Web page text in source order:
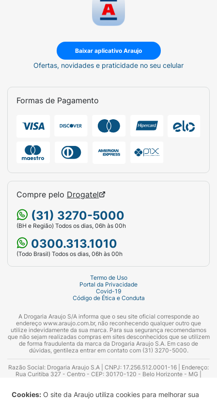
Cookies: O site da Araujo utiliza cookies para melhorar sua
Baixar aplicativo Araujo
Ofertas, novidades e praticidade no seu celular
Formas de Pagamento
Compre pelo Drogatel
(31) 3270-5000
(BH e Região) Todos os dias, 06h às 00h
0300.313.1010
(Todo Brasil) Todos os dias, 06h às 00h
Termo de Uso
Portal da Privacidade
Covid-19
Código de Ética e Conduta
A Drogaria Araujo S/A informa que o seu site oficial corresponde ao
endereço www.araujo.com.br, não reconhecendo qualquer outro que
utilize indevidamente da sua marca. Para sua segurança recomendamos
que não sejam realizadas compras em sites desconhecidos que se utilizem
de forma fraudulenta da marca da Drogaria Araujo S.A. Em caso de
dúvidas, gentileza entrar em contato com (31) 3270-5000.
Razão Social: Drogaria Araujo S.A | CNPJ: 17.256.512.0001-16 | Endereço:
Rua Curitiba 327 - Centro - CEP: 30170-120 - Belo Horizonte - MG |
Azevedo Guimarães – CRF 10.965 | Yasmin Silva Alvarenga – CRF 52.584 -